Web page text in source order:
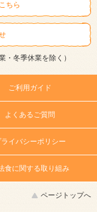
ちら
・冬季休業を除く）
ご利用ガイド
よくあるご質問
ライバシーポリシー
食に関する取り組み
ページトップへ